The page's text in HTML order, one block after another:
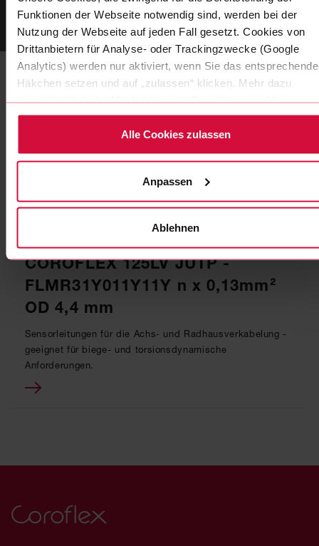
Funktionen der Webseite notwendig sind, werden bei der
Nutzung der Webseite auf jeden Fall gesetzt. Cookies von
Drittanbietern für Analyse- oder Trackingzwecke (Google
Analytics) werden nur aktiviert, wenn Sie das entsprechende
Häkchen setzen und auf „zulassen“ klicken. Mehr dazu
(einschließlich der Möglichkeit, die Einwilligungserklärung zu
widerrufen) erfahren Sie in unserer Datenschutzerklärung.
Alle Cookies zulassen
Anpassen
Ablehnen
ZUM KONTAKTFORMULAR
COROFLEX 125LV JUTP -
FLMR31Y011Y11Y n x 0,13mm²
OD 4,4 mm
Sensorleitungen für die Achs- und Radhausverkabelung -
geeignet für biege- und torsionsdynamische
Anforderungen.